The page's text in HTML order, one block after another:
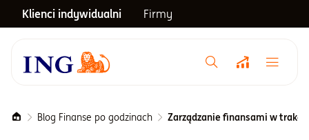
Klienci indywidualni Firmy
Menu główne
Notowania
Blog Finanse po godzinach Zarządzanie finansami w